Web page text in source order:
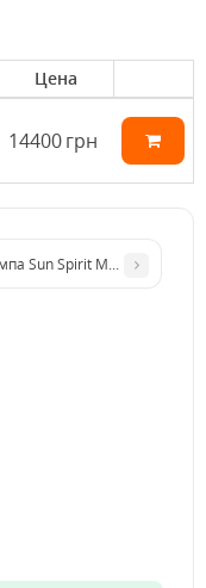
Цена
14400грн
Sun Spirit Model E 720W